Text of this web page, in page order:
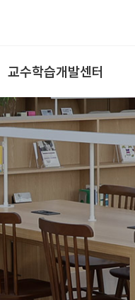
교수학습개발센터